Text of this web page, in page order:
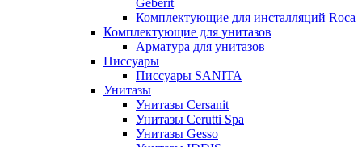
Geberit
Комплектующие для инсталляций Roca
Комплектующие для унитазов
Арматура для унитазов
Писсуары
Писсуары SANITA
Унитазы
Унитазы Cersanit
Унитазы Cerutti Spa
Унитазы Gesso